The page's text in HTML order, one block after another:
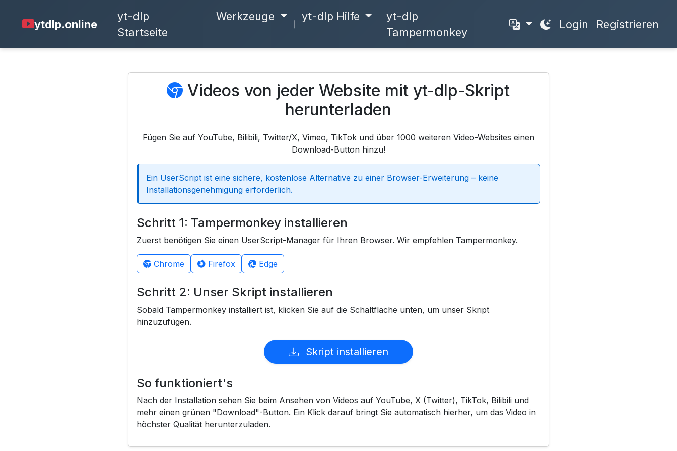
ytdlp.online
yt-dlp
Startseite
Werkzeuge yt-dlp Hilfe
yt-dlp
Tampermonkey
Login Registrieren
Videos von jeder Website mit yt-dlp-Skript
herunterladen
Fügen Sie auf YouTube, Bilibili, Twitter/X, Vimeo, TikTok und über 1000 weiteren Video-Websites einen
Download-Button hinzu!
Ein UserScript ist eine sichere, kostenlose Alternative zu einer Browser-Erweiterung – keine
Installationsgenehmigung erforderlich.
Schritt 1: Tampermonkey installieren
Zuerst benötigen Sie einen UserScript-Manager für Ihren Browser. Wir empfehlen Tampermonkey.
Chrome Firefox Edge
Schritt 2: Unser Skript installieren
Sobald Tampermonkey installiert ist, klicken Sie auf die Schaltfläche unten, um unser Skript
hinzuzufügen.
Skript installieren
So funktioniert's
Nach der Installation sehen Sie beim Ansehen von Videos auf YouTube, X (Twitter), TikTok, Bilibili und
mehr einen grünen "Download"-Button. Ein Klick darauf bringt Sie automatisch hierher, um das Video in
höchster Qualität herunterzuladen.